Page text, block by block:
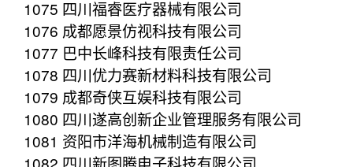
1075 四川福睿医疗器械有限公司
1076 成都愿景仿视科技有限公司
1077 巴中长峰科技有限责任公司
1078 四川优力赛新材料科技有限公司
1079 成都奇侠互娱科技有限公司
1080 四川遂高创新企业管理服务有限公司
1081 资阳市洋海机械制造有限公司
1082 四川新图腾电子科技有限公司